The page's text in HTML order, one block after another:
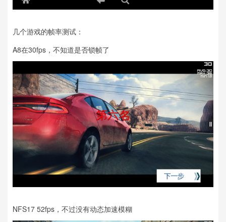
几个游戏的帧率测试：
A8在30fps，不知道是否锁帧了
NFS17 52fps，不过没有动态加速模糊